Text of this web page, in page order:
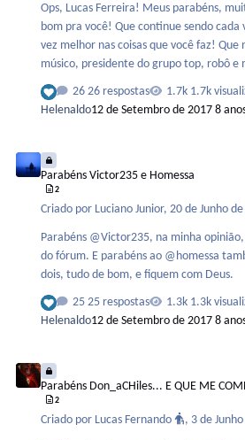
Ops, Lucas Ferreira! Meus parabéns, muitas felicidades e tudo de
bom pra você! Que continue sendo cada vez mais mula, digo cada
vez melhor nas coisas que você faz! Que nosso grande moderador,
músico, presidente do grupo top, robô e
dia!
26 respostas
1.7k
Helenaldo12 de Setembro de 20178
Parabéns Victor235 e Homessa
2
Criado por Luciano Junior,20 de Junho
Parabéns @Victor235, na minha
do fórum. E parabéns ao @homessa também. Feliz
dois, tudo de bom, e fiquem com Deus.
25 respostas
1.3k
Helenaldo12 de Setembro de 20178
Parabéns Don_aCHiles... E QUE ME
2
Criado por Lucas Fernando , 3 de